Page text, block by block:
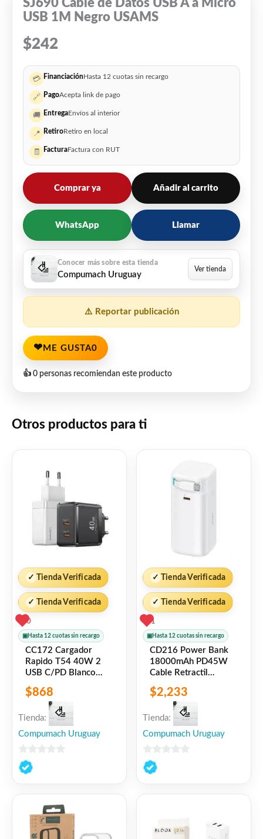
SJ690 Cable de Datos USB A a Micro
USB 1M Negro USAMS
$242
💳 FinanciaciónHasta 12 cuotas sin recargo
🔗 PagoAcepta link de pago
🚚 EntregaEnvíos al interior
📍 RetiroRetiro en local
🧾 FacturaFactura con RUT
Comprar ya Añadir al carrito
WhatsApp Llamar
Compumach Uruguay
⚠️ Reportar publicación
❤ ME GUSTA0
👍 0 personas recomiendan este producto
Otros productos para ti
✓ Tienda Verificada
✓ Tienda Verificada
0
▣ Hasta 12 cuotas sin recargo
CC172 Cargador
Rapido T54 40W 2
USB C/PD Blanco
USAMS
$868
Tienda:
Compumach Uruguay
0
de
✓ Tienda Verificada
✓ Tienda Verificada
1
▣ Hasta 12 cuotas sin recargo
CD216 Power Bank
18000mAh PD45W
Cable Retractil
Magnetico Tipo C
Blanco USAMS
$2,233
Tienda:
Compumach Uruguay
0
de